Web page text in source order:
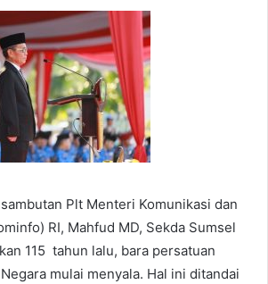
Plt Menteri Komunikasi dan
RI, Mahfud MD, Sekda Sumsel
115 tahun lalu, bara persatuan
mulai menyala. Hal ini ditandai